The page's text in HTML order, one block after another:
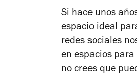
Si hace unos
espacio ideal
redes sociales
en espacios
no crees que